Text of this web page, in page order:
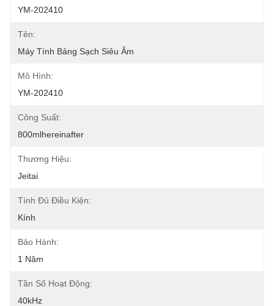
YM-202410
Tên:
Máy Tính Bảng Sạch Siêu Âm
Mô Hình:
YM-202410
Công Suất:
800mlhereinafter
Thương Hiệu:
Jeitai
Tính Đủ Điều Kiện:
Kính
Bảo Hành:
1 Năm
Tần Số Hoạt Động:
40kHz